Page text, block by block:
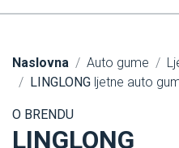
Naslovna Auto gume
LINGLONG ljetne auto
O BRENDU
LINGLONG